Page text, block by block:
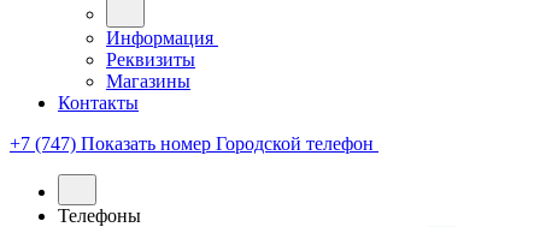
Информация
Реквизиты
Магазины
Контакты
+7 (747) Показать номер Городской телефон
Телефоны